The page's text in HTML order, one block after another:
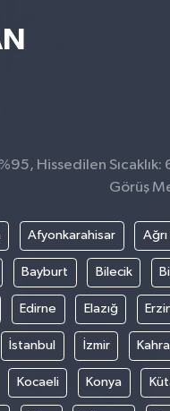
Hissedilen Sıcaklık:
Görüş
Afyonkarahisar Ağrı
Bayburt Bilecik
Edirne Elazığ
İstanbul İzmir
Kocaeli Konya